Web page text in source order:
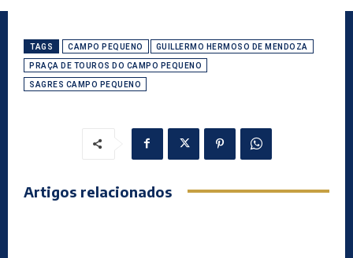
TAGS CAMPO PEQUENO GUILLERMO HERMOSO DE MENDOZA
PRAÇA DE TOUROS DO CAMPO PEQUENO
SAGRES CAMPO PEQUENO
Artigos relacionados